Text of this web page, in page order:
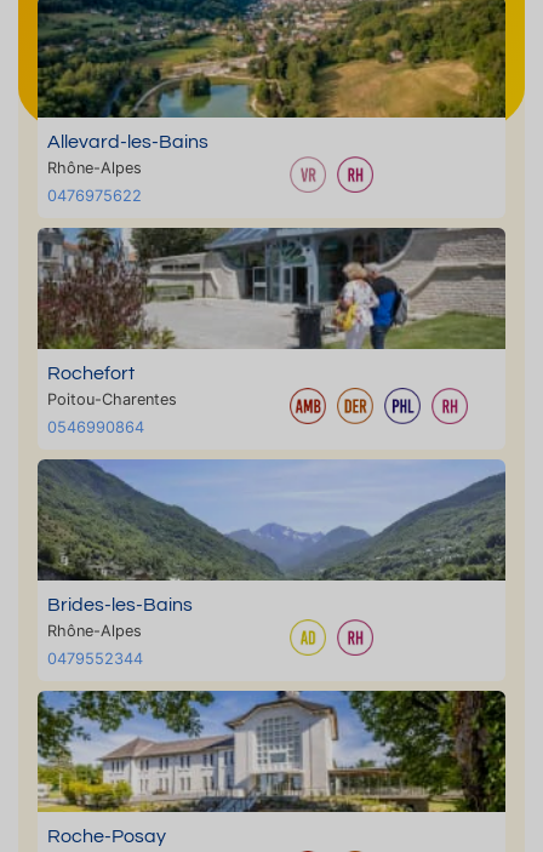
Allevard-les-Bains
Rhône-Alpes
0476975622
Rochefort
Poitou-Charentes
0546990864
Brides-les-Bains
Rhône-Alpes
0479552344
Roche-Posay